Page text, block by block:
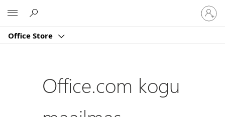
Office Store
Logige
sisse
oma
Office.com kogu